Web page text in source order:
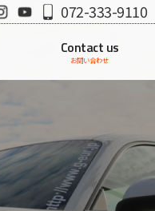
InstagramYoutube072-333-9110
Contact us
お問い合わせ